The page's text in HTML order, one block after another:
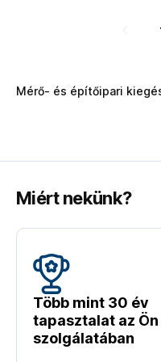
Mérő- és építőipari
Miért nekünk?
Több mint 30 év
tapasztalat az Ön
szolgálatában